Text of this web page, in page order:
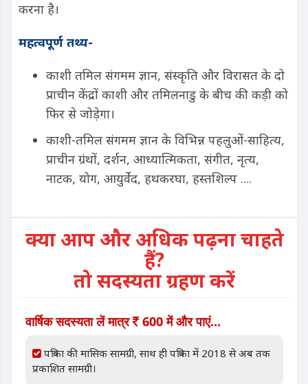
करना है।
महत्वपूर्ण तथ्य-
काशी तमिल संगमम ज्ञान, संस्कृति और विरासत के दो
प्राचीन केंद्रों काशी और तमिलनाडु के बीच की कड़ी को
फिर से जोड़ेगा।
काशी-तमिल संगमम ज्ञान के विभिन्न पहलुओं-साहित्य,
प्राचीन ग्रंथों, दर्शन, आध्यात्मिकता, संगीत, नृत्य,
नाटक, योग, आयुर्वेद, हथकरघा, हस्तशिल्प ....
क्या आप और अधिक पढ़ना चाहते
हैं?
तो सदस्यता ग्रहण करें
वार्षिक सदस्यता लें मात्र 600 में और पाएं...
पत्रिका की मासिक सामग्री, साथ ही पत्रिका में 2018 से अब तक
प्रकाशित सामग्री।